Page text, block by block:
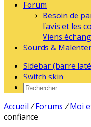
Forum
Besoin de
l’avis et les
Viens
Sourds &
Sidebar (barre
Switch skin
Accueil / Forums / Moi
confiance